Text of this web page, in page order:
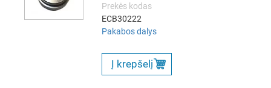
Prekės kodas
ECB30222
Pakabos dalys
Į krepšelį